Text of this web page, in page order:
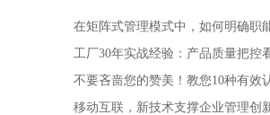
在矩阵式管理模式中，如何明确职
工厂30年实战经验：产品质量把控
不要吝啬您的赞美！教您10种有效
移动互联，新技术支撑企业管理创